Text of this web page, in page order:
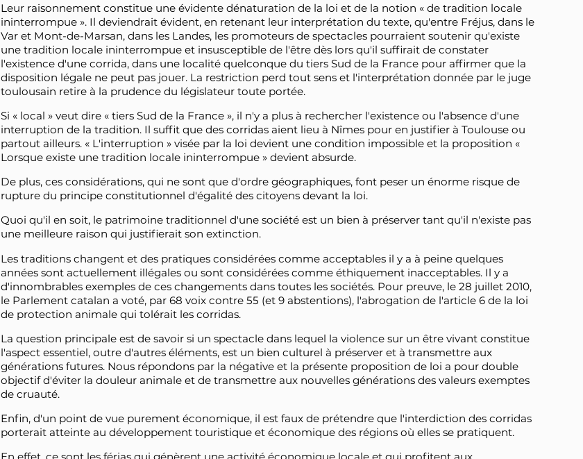
Leur raisonnement constitue une évidente dénaturation de la loi et de la notion « de tradition locale
ininterrompue ». Il deviendrait évident, en retenant leur interprétation du texte, qu'entre Fréjus, dans le
Var et Mont-de-Marsan, dans les Landes, les promoteurs de spectacles pourraient soutenir qu'existe
une tradition locale ininterrompue et insusceptible de l'être dès lors qu'il suffirait de constater
l'existence d'une corrida, dans une localité quelconque du tiers Sud de la France pour affirmer que la
disposition légale ne peut pas jouer. La restriction perd tout sens et l'interprétation donnée par le juge
toulousain retire à la prudence du législateur toute portée.
Si « local » veut dire « tiers Sud de la France », il n'y a plus à rechercher l'existence ou l'absence d'une
interruption de la tradition. Il suffit que des corridas aient lieu à Nîmes pour en justifier à Toulouse ou
partout ailleurs. « L'interruption » visée par la loi devient une condition impossible et la proposition «
Lorsque existe une tradition locale ininterrompue » devient absurde.
De plus, ces considérations, qui ne sont que d'ordre géographiques, font peser un énorme risque de
rupture du principe constitutionnel d'égalité des citoyens devant la loi.
Quoi qu'il en soit, le patrimoine traditionnel d'une société est un bien à préserver tant qu'il n'existe pas
une meilleure raison qui justifierait son extinction.
Les traditions changent et des pratiques considérées comme acceptables il y a à peine quelques
années sont actuellement illégales ou sont considérées comme éthiquement inacceptables. Il y a
d'innombrables exemples de ces changements dans toutes les sociétés. Pour preuve, le 28 juillet 2010,
le Parlement catalan a voté, par 68 voix contre 55 (et 9 abstentions), l'abrogation de l'article 6 de la loi
de protection animale qui tolérait les corridas.
La question principale est de savoir si un spectacle dans lequel la violence sur un être vivant constitue
l'aspect essentiel, outre d'autres éléments, est un bien culturel à préserver et à transmettre aux
générations futures. Nous répondons par la négative et la présente proposition de loi a pour double
objectif d'éviter la douleur animale et de transmettre aux nouvelles générations des valeurs exemptes
de cruauté.
Enfin, d'un point de vue purement économique, il est faux de prétendre que l'interdiction des corridas
porterait atteinte au développement touristique et économique des régions où elles se pratiquent.